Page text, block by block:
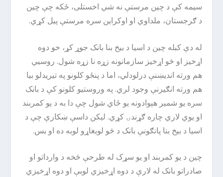
سیمه کې د چین مرستې نه شي اخستلی، ځکه چې چین
د ګرجستان، ملداوي او اوکراین سره مرستې پیل کړي.
له دې کبله چین د اسیا د بیخ بنا بانک جوړ کړ، خو دوه
اړخیز او څو اړخیز سازمانونه زړه نا زړه شول. روسیي
هم ورته اندیښنې درلودلي، اما د پنځو کلونو په تیریدلو بیا
هم ورته انګیرنې وجود لري. په وروستیو کلونو کې د بانک
سره یو شمیر هېوادونه یو ځاي شول چې دا به د یو کمربند
او یوي لاري چاره ګړندۍ کړي. لیکن داسې ښکارې چې د
اسیا د بیخ بنا پانګونې بانک د څو لوبغاړو لوبه ده او بس.
چین د یو کمربند او یو سړک له طرحې څخه د وارداتو او
صادراتو بانک له لارې د دوه اړخیزي لوبې او دوه اړخیزي